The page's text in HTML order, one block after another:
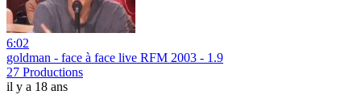
6:02
goldman - face à face live RFM 2003 - 1.9
27 Productions
il y a 18 ans